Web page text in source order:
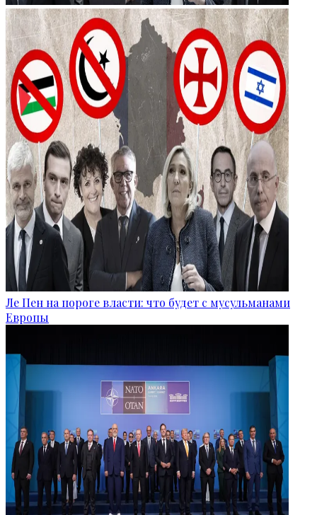
Ле Пен на пороге власти: что будет с мусульманами
Европы